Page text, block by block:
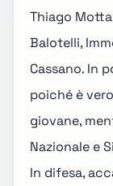
Thiago
Balotelli,
Cassano. In
poiché è
giovane,
Nazionale e
In difesa,